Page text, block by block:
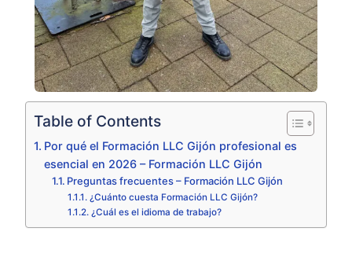
Table of Contents
Por qué el Formación LLC Gijón profesional es
esencial en 2026 – Formación LLC Gijón
Preguntas frecuentes – Formación LLC Gijón
¿Cuánto cuesta Formación LLC Gijón?
¿Cuál es el idioma de trabajo?